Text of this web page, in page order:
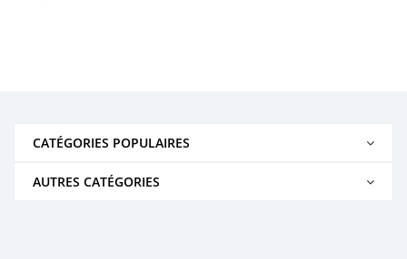
CATÉGORIES POPULAIRES
AUTRES CATÉGORIES